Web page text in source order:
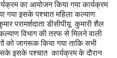
का आयोजन किया गया कार्यक्रम
गया इसके पश्चात महिला कल्याण
परामर्शदाता डीसीपीयू कुमारी शैल
विभाग की तरफ से मिलने वाली
को जागरूक किया गया ताकि सभी
इसके पश्चात कार्यक्रम के दौरान